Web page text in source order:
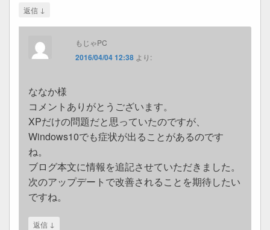
返信 ↓
もじゃPC
2016/04/04 12:38 より:
ななか様
コメントありがとうございます。
XPだけの問題だと思っていたのですが、
Windows10でも症状が出ることがあるのです
ね。
ブログ本文に情報を追記させていただきました。
次のアップデートで改善されることを期待したい
ですね。
返信 ↓